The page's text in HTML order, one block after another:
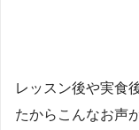
レッスン後や実食
たからこんなお声